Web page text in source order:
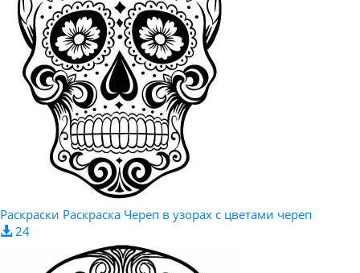
Раскраски Раскраска Череп в узорах с цветами череп
24